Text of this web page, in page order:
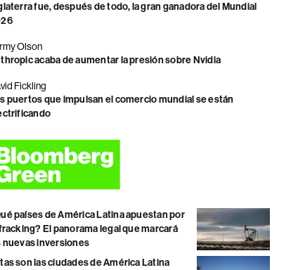
fue, después de todo, la gran ganadora del Mundial
Olson
acaba de aumentar la presión sobre Nvidia
Fickling
puertos que impulsan el comercio mundial se están
países de América Latina apuestan por
El panorama legal que marcará
nuevas inversiones
son las ciudades de América Latina